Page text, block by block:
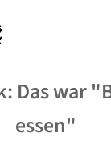
Das war
essen"